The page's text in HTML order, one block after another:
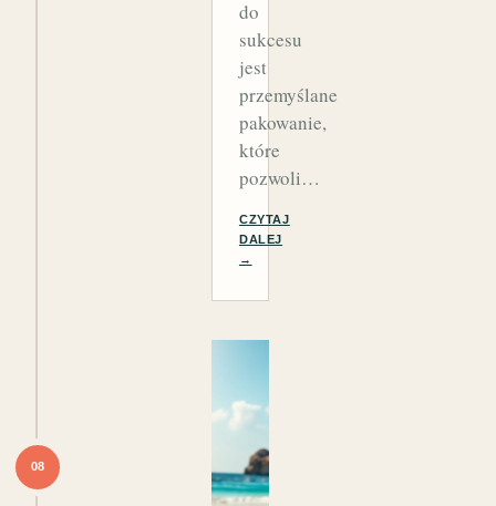
do
sukcesu
jest
przemyślane
pakowanie,
które
pozwoli…
CZYTAJ
DALEJ
→
08